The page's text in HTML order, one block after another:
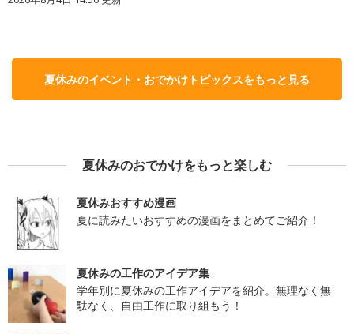
夏休みのイベント・おでかけトピックスをもっと見る
夏休みのおでかけをもっと楽しむ
夏休みおすすめ漫画
夏に読みたいおすすめの漫画をまとめてご紹介！
夏休みの工作のアイデア集
学年別に夏休みの工作アイデアを紹介。無理なく無
駄なく、自由工作に取り組もう！